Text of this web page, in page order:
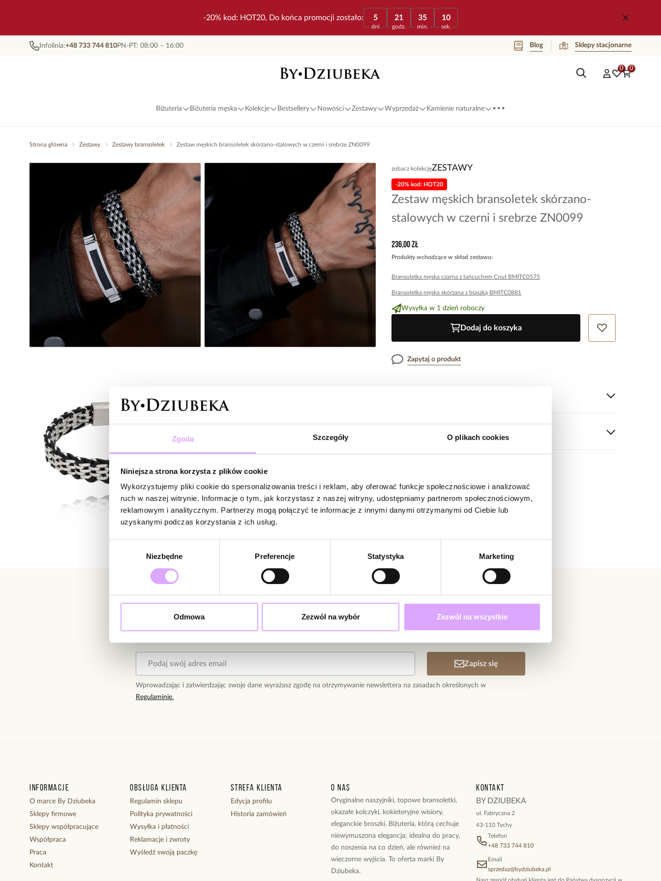
Zgoda Szczegóły O plikach cookies
Niniejsza strona korzysta z plików cookie
Wykorzystujemy pliki cookie do spersonalizowania treści i reklam, aby oferować funkcje społecznościowe i analizować
ruch w naszej witrynie. Informacje o tym, jak korzystasz z naszej witryny, udostępniamy partnerom społecznościowym,
reklamowym i analitycznym. Partnerzy mogą połączyć te informacje z innymi danymi otrzymanymi od Ciebie lub
uzyskanymi podczas korzystania z ich usług.
Niezbędne Preferencje Statystyka Marketing
Odmowa Zezwól na wybór Zezwól na wszystkie
-20% kod: HOT20, Do końca promocji zostało: 5
dni
21
godz.
35
min.
10
sek.
Infolinia:+48 733 744 810PN-PT: 08:00 – 16:00 Blog Sklepy stacjonarne
0 0
Biżuteria Biżuteria męska Kolekcje Bestsellery Nowości Zestawy Wyprzedaż Kamienie naturalne ...
Strona główna Zestawy Zestawy bransoletek Zestaw męskich bransoletek skórzano-stalowych w czerni i srebrze ZN0099
zobacz kolekcjęZESTAWY
Zestaw męskich bransoletek skórzano-
stalowych w czerni i srebrze ZN0099
-20% kod: HOT20
236,00 zł
Produkty wchodzące w skład zestawu:
Bransoletka męska czarna z łańcuchem Cnut BMITC0575
Bransoletka męska skórzana z blaszką BMITC0881
Wysyłka w 1 dzień roboczy
Dodaj do koszyka
Zapytaj o produkt
mężczyznach, którzy lubią zdecydowane formy i detale budujące
charakter stylizacji. Pierwsza bransoletka to połączenie czarnej skóry z
efektownym splotem czerni i srebra, tworząc dynamiczny, mocny akcent,
który pięknie pracuje ze światłem i dodaje całości wyrazistości.
tworząc spójny, mocny statement na nadgarstku, albo osobno,
dopasowując je do nastroju, okazji czy reszty dodatków. Kontrast skóry i
metalu sprawia, że zestaw jest uniwersalny, a jednocześnie bardzo
charakterystyczny.
To propozycja dla mężczyzn, którzy cenią jakość, ponadczasowy design i
biżuterię, która podkreśla osobowość, a nie dominuje stylizacji. Zestaw
świetnie sprawdzi się także jako prezent – elegancki, męski i nowoczesny,
idealny na urodziny, rocznicę czy inną ważną okazję. To dodatki, które
mówią o sile, pewności siebie i świadomym stylu – bez zbędnych słów.
Zestaw jest zapakowany w ozdobne opakowanie prezentowe.
Jeszcze nikt nie ocenił tego produktu.
Bądź pierwszą osobą, która podzieli się opinią o tym produkcie!
Newsletter
Bądź na bieżąco z nowościami i promocjami!
Zapisz się
Wprowadzając i zatwierdzając swoje dane wyrażasz zgodę na otrzymywanie newslettera na zasadach określonych w
Regulaminie.
Informacje
O marce By Dziubeka
Sklepy firmowe
Sklepy współpracujące
Współpraca
Praca
Kontakt
Obsługa klienta
Regulamin sklepu
Polityka prywatności
Wysyłka i płatności
Reklamacje i zwroty
Wyśledź swoją paczkę
Strefa klienta
Edycja profilu
Historia zamówień
O nas
Oryginalne naszyjniki, topowe bransoletki,
okazałe kolczyki, kokieteryjne wisiory,
eleganckie broszki. Biżuteria, którą cechuje
niewymuszona elegancja; idealna do pracy,
do noszenia na co dzień, ale również na
wieczorne wyjścia. To oferta marki By
Dziubeka.
Kontakt
BY DZIUBEKA
ul. Fabryczna 2
43-110 Tychy
Telefon
+48 733 744 810
Email
sprzedaz@bydziubeka.pl